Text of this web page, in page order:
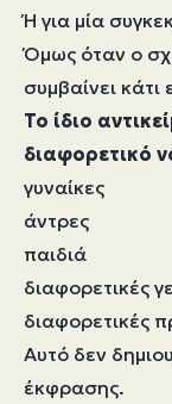
Ή για μία
Όμως όταν ο
συμβαίνει
Το ίδιο
διαφορετικό
γυναίκες
άντρες
παιδιά
διαφορετικές
διαφορετικές
Αυτό δεν
έκφρασης.